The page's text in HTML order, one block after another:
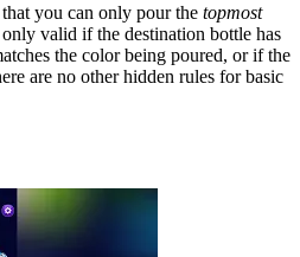
you can only pour the topmost
valid if the destination bottle has
the color being poured, or if the
are no other hidden rules for basic